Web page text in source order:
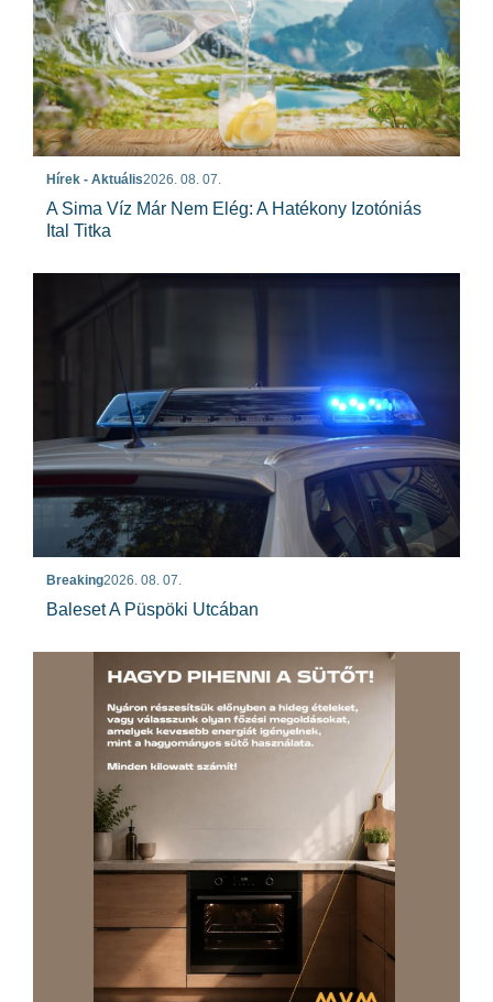
Hírek - Aktuális2026. 08. 07.
A Sima Víz Már Nem Elég: A Hatékony Izotóniás
Ital Titka
Breaking2026. 08. 07.
Baleset A Püspöki Utcában